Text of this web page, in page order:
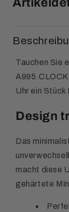
Tauchen Sie
Uhr ein Stück
Design
Das
macht diese
gehärtete